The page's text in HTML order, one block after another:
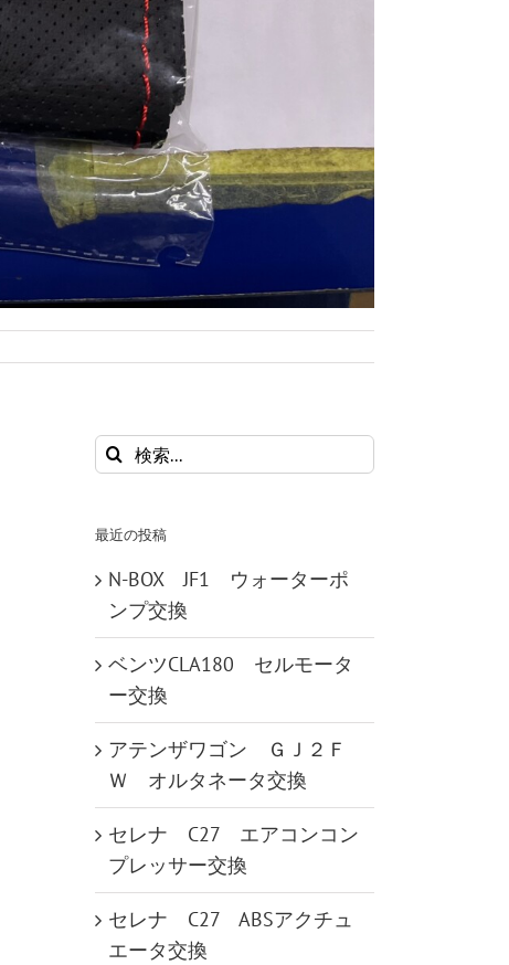
検
索
最近の投稿
N-BOX JF1 ウォーターポ
ンプ交換
ベンツCLA180 セルモータ
ー交換
アテンザワゴン ＧＪ２Ｆ
Ｗ オルタネータ交換
セレナ C27 エアコンコン
プレッサー交換
セレナ C27 ABSアクチュ
エータ交換